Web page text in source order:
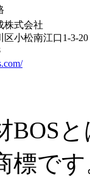
株式会社
区小松南江口1-3-20
BOS
標で